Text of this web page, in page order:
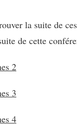
la suite de
de cette
2
3
4